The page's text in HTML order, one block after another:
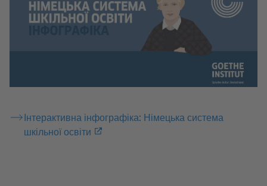
Інтерактивна інфографіка: Німецька система
шкільної освіти